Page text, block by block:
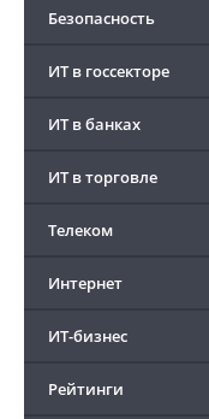
Безопасность
ИТ в госсекторе
ИТ в банках
ИТ в торговле
Телеком
Интернет
ИТ-бизнес
Рейтинги